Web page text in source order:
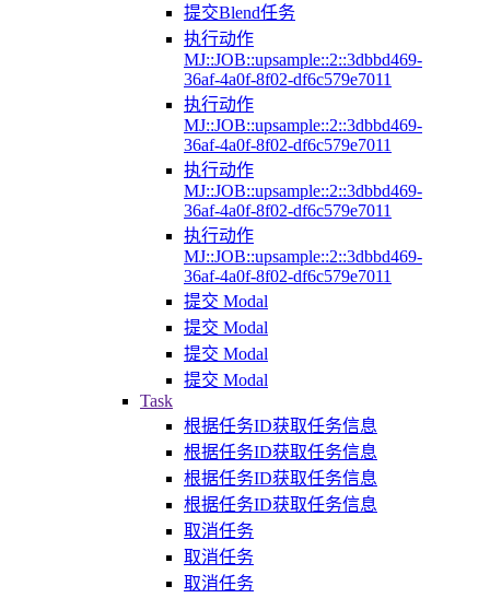
提交Blend任务
执行动作
MJ::JOB::upsample::2::3dbbd469-
36af-4a0f-8f02-df6c579e7011
执行动作
MJ::JOB::upsample::2::3dbbd469-
36af-4a0f-8f02-df6c579e7011
执行动作
MJ::JOB::upsample::2::3dbbd469-
36af-4a0f-8f02-df6c579e7011
执行动作
MJ::JOB::upsample::2::3dbbd469-
36af-4a0f-8f02-df6c579e7011
提交 Modal
提交 Modal
提交 Modal
提交 Modal
Task
根据任务ID获取任务信息
根据任务ID获取任务信息
根据任务ID获取任务信息
根据任务ID获取任务信息
取消任务
取消任务
取消任务